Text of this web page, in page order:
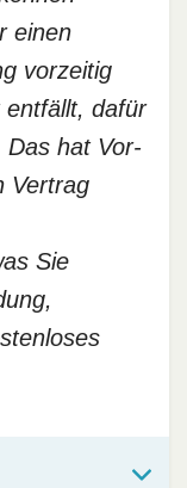
einen
vorzeitig
entfällt, dafür
Das hat Vor-
Vertrag
Sie